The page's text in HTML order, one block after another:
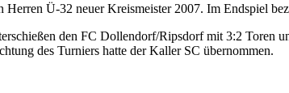
Ü-32 neuer Kreismeister 2007. Im Endspiel
den FC Dollendorf/Ripsdorf mit 3:2 Toren
des Turniers hatte der Kaller SC übernommen.